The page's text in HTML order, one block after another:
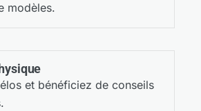
modèles.
et bénéficiez de conseils